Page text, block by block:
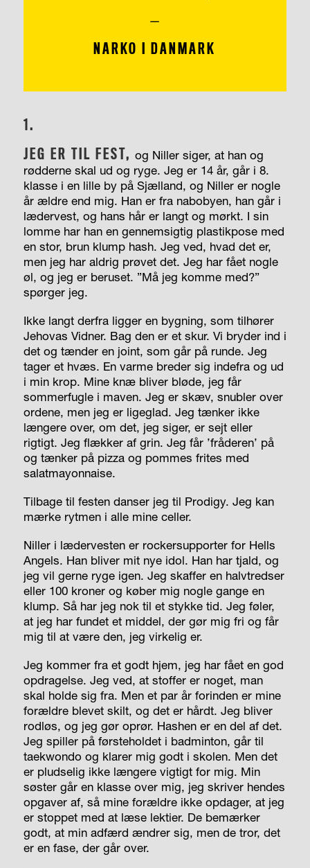
—
NARKO I DANMARK
1.
JEG ER TIL FEST, og Niller siger, at han og
rødderne skal ud og ryge. Jeg er 14 år, går i 8.
klasse i en lille by på Sjælland, og Niller er nogle
år ældre end mig. Han er fra nabobyen, han går i
lædervest, og hans hår er langt og mørkt. I sin
lomme har han en gennemsigtig plastikpose med
en stor, brun klump hash. Jeg ved, hvad det er,
men jeg har aldrig prøvet det. Jeg har fået nogle
øl, og jeg er beruset. ”Må jeg komme med?”
spørger jeg.
Ikke langt derfra ligger en bygning, som tilhører
Jehovas Vidner. Bag den er et skur. Vi bryder ind i
det og tænder en joint, som går på runde. Jeg
tager et hvæs. En varme breder sig indefra og ud
i min krop. Mine knæ bliver bløde, jeg får
sommerfugle i maven. Jeg er skæv, snubler over
ordene, men jeg er ligeglad. Jeg tænker ikke
længere over, om det, jeg siger, er sejt eller
rigtigt. Jeg flækker af grin. Jeg får ’fråderen’ på
og tænker på pizza og pommes frites med
salatmayonnaise.
Tilbage til festen danser jeg til Prodigy. Jeg kan
mærke rytmen i alle mine celler.
Niller i lædervesten er rockersupporter for Hells
Angels. Han bliver mit nye idol. Han har tjald, og
jeg vil gerne ryge igen. Jeg skaffer en halvtredser
eller 100 kroner og køber mig nogle gange en
klump. Så har jeg nok til et stykke tid. Jeg føler,
at jeg har fundet et middel, der gør mig fri og får
mig til at være den, jeg virkelig er.
Jeg kommer fra et godt hjem, jeg har fået en god
opdragelse. Jeg ved, at stoffer er noget, man
skal holde sig fra. Men et par år forinden er mine
forældre blevet skilt, og det er hårdt. Jeg bliver
rodløs, og jeg gør oprør. Hashen er en del af det.
Jeg spiller på førsteholdet i badminton, går til
taekwondo og klarer mig godt i skolen. Men det
er pludselig ikke længere vigtigt for mig. Min
søster går en klasse over mig, jeg skriver hendes
opgaver af, så mine forældre ikke opdager, at jeg
er stoppet med at læse lektier. De bemærker
godt, at min adfærd ændrer sig, men de tror, det
er en fase, der går over.